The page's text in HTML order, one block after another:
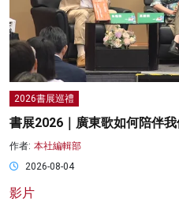
2026書展巡禮
書展2026｜廣東歌如何陪伴
作者: 本社編輯部
2026-08-04
影片